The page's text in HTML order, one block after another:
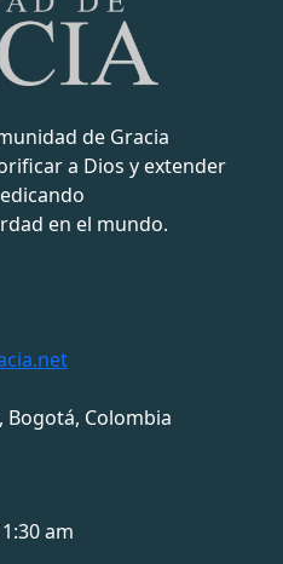
de Gracia
a Dios y extender
en el mundo.
Bogotá, Colombia
am